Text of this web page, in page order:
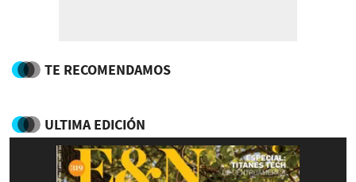
TE RECOMENDAMOS
ULTIMA EDICIÓN